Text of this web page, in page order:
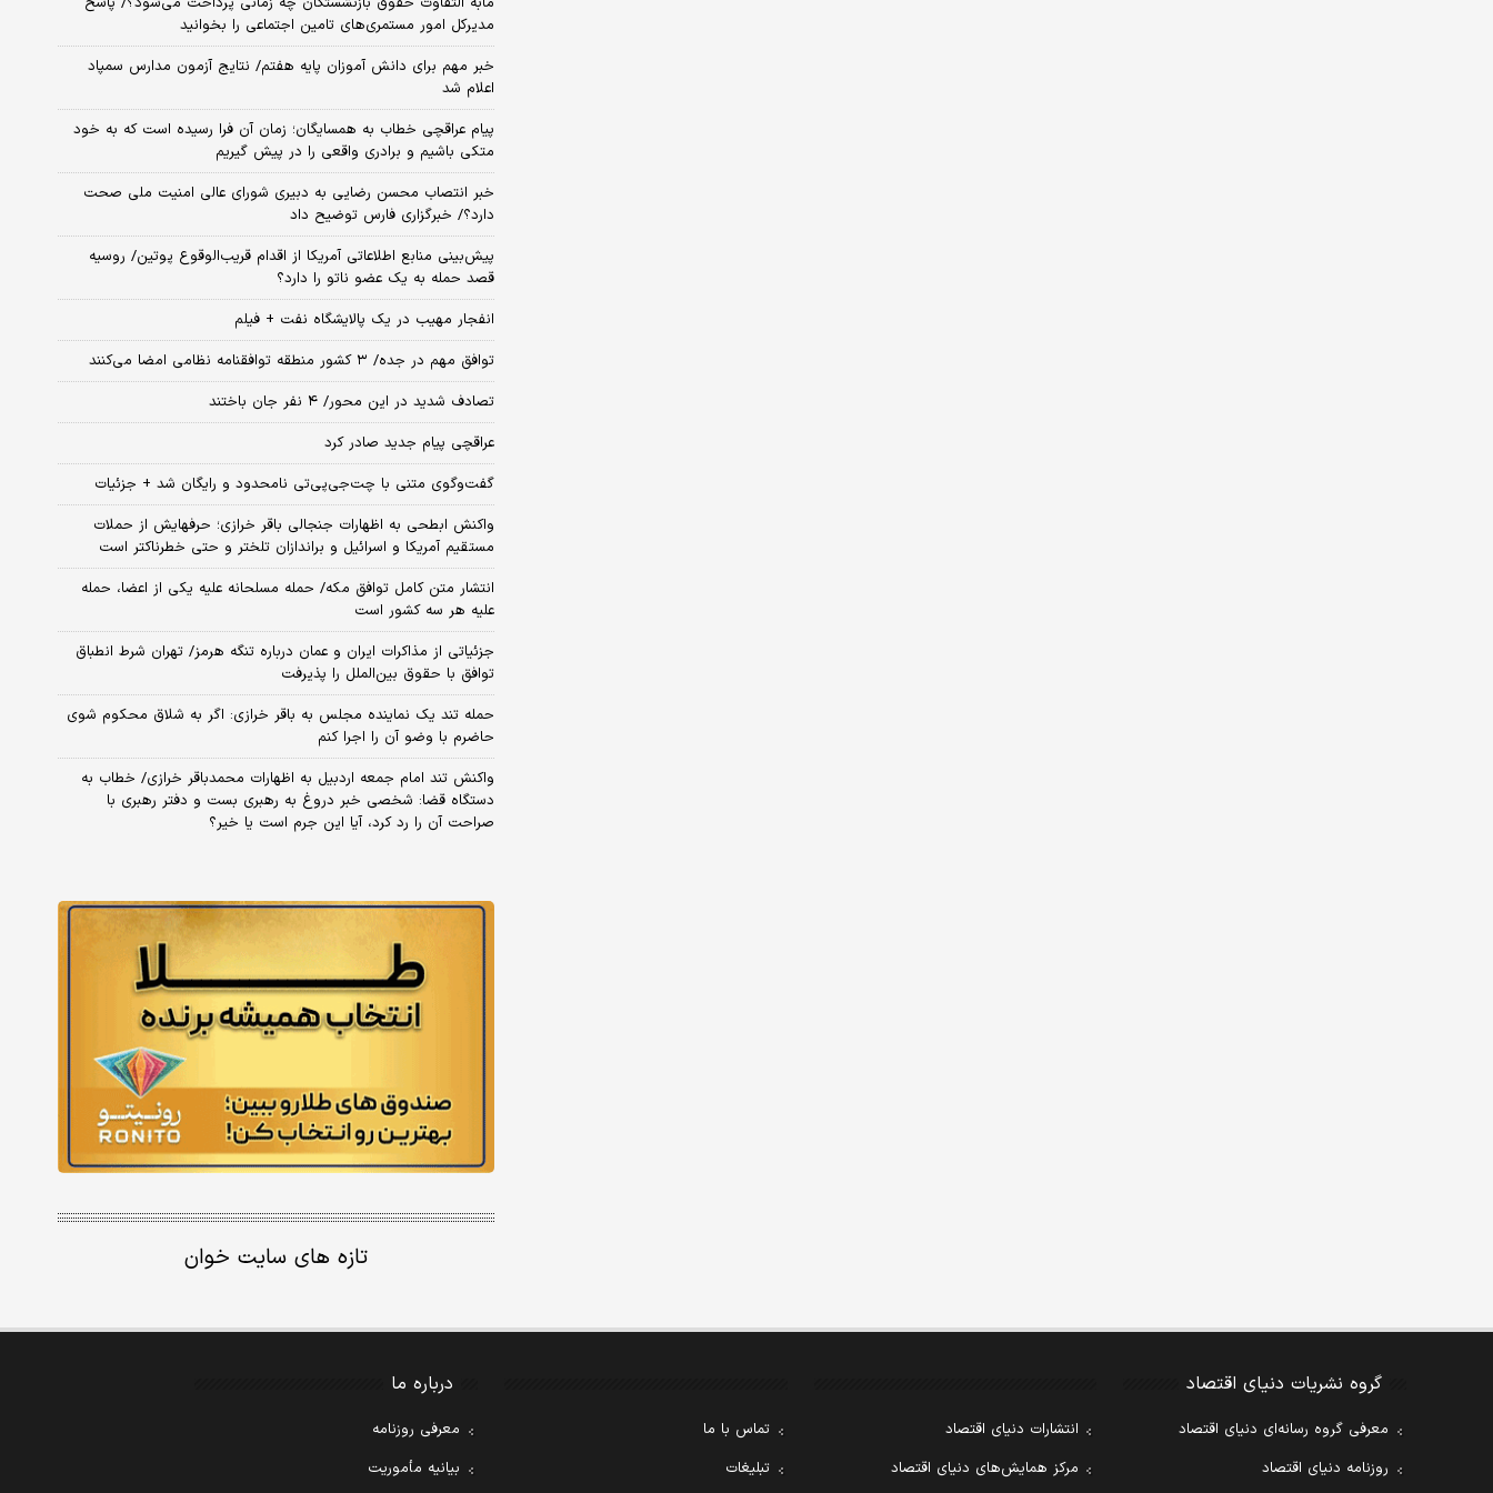
مدیرکل امور مستمری‌های تامین اجتماعی را بخوانید
خبر مهم برای دانش آموزان پایه هفتم/ نتایج آزمون مدارس سمپاد
اعلام شد
پیام عراقچی خطاب به همسایگان؛ زمان آن فرا رسیده است که به خود
متکی باشیم و برادری واقعی را در پیش گیریم
خبر انتصاب محسن رضایی به دبیری شورای عالی امنیت ملی صحت
دارد؟/ خبرگزاری فارس توضیح داد
پیش‌بینی منابع اطلاعاتی آمریکا از اقدام قریب‌الوقوع پوتین/ روسیه
قصد حمله به یک عضو ناتو را دارد؟
انفجار مهیب در یک پالایشگاه نفت + فیلم
توافق مهم در جده/ ۳ کشور منطقه توافقنامه نظامی امضا می‌کنند
تصادف شدید در این محور/ ۴ نفر جان باختند
عراقچی پیام جدید صادر کرد
گفت‌وگوی متنی با چت‌جی‌پی‌تی نامحدود و رایگان شد + جزئیات
واکنش ابطحی به اظهارات جنجالی باقر خرازی؛ حرفهایش از حملات
مستقیم آمریکا و اسرائیل و براندازان تلختر و حتی خطرناکتر است
انتشار متن کامل توافق مکه/ حمله مسلحانه علیه یکی از اعضا، حمله
علیه هر سه کشور است
جزئیاتی از مذاکرات ایران و عمان درباره تنگه هرمز/ تهران شرط انطباق
توافق با حقوق بین‌الملل را پذیرفت
حمله تند یک نماینده مجلس به باقر خرازی: اگر به شلاق محکوم شوی
حاضرم با وضو آن را اجرا کنم
واکنش تند امام جمعه اردبیل به اظهارات محمدباقر خرازی/ خطاب به
دستگاه قضا: شخصی خبر دروغ به رهبری بست و دفتر رهبری با
صراحت آن را رد کرد، آیا این جرم است یا خیر؟
تازه های سایت خوان
گروه نشریات دنیای اقتصاد
معرفی گروه رسانه‌ای دنیای اقتصاد
روزنامه دنیای اقتصاد
انتشارات دنیای اقتصاد
مرکز همایش‌های دنیای اقتصاد
تماس با ما
تبلیغات
درباره ما
معرفی روزنامه
بیانیه مأموریت